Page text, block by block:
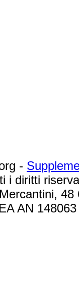
-
i diritti
AN